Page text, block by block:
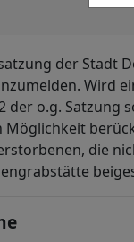
der
Wird
der o.g.
die